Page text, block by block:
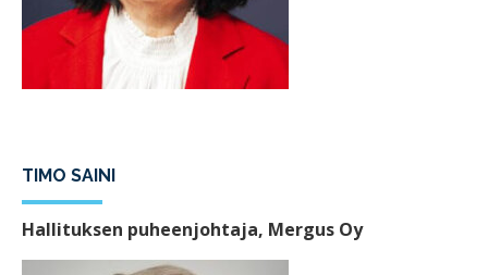
TIMO SAINI
Hallituksen puheenjohtaja, Mergus Oy